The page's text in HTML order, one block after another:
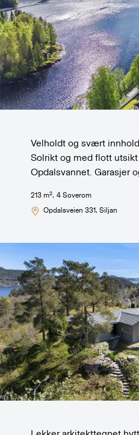
Velholdt og svært
Solrikt og med flott
Opdalsvannet. Garasjer
213 m2, 4Soverom
Opdalsveien 331, Siljan